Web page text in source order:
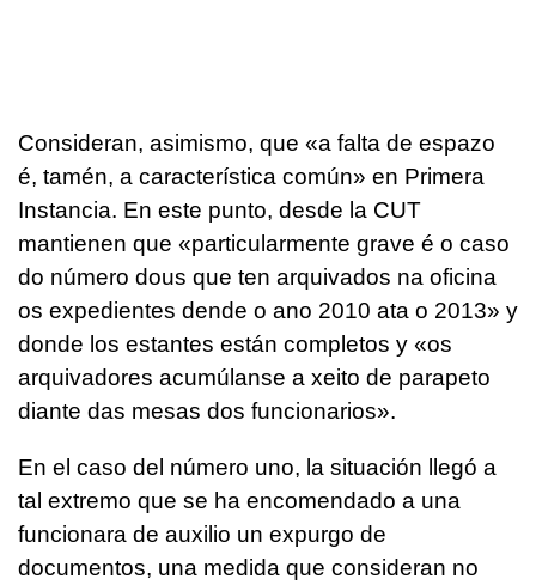
Consideran, asimismo, que «a falta de espazo
é, tamén, a característica común» en Primera
Instancia. En este punto, desde la CUT
mantienen que «particularmente grave é o caso
do número dous que ten arquivados na oficina
os expedientes dende o ano 2010 ata o 2013» y
donde los estantes están completos y «os
arquivadores acumúlanse a xeito de parapeto
diante das mesas dos funcionarios».
En el caso del número uno, la situación llegó a
tal extremo que se ha encomendado a una
funcionara de auxilio un expurgo de
documentos, una medida que consideran no